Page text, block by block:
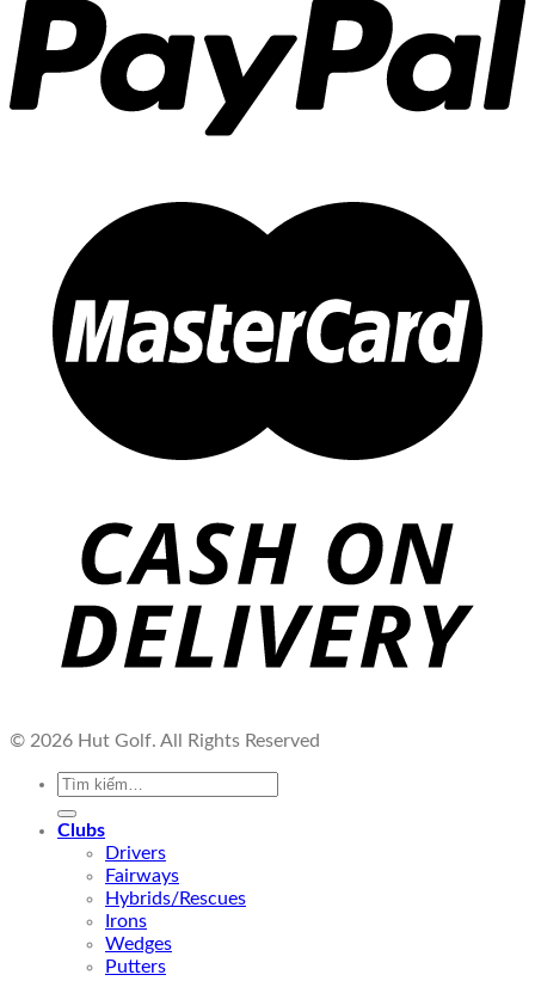
© 2026 Hut Golf. All Rights Reserved
Tìm
Clubs
Drivers
Fairways
Hybrids/Rescues
Irons
Wedges
Putters